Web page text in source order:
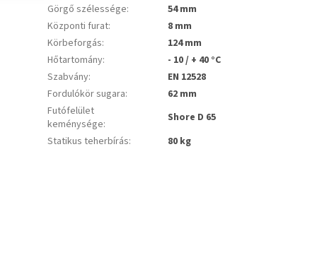
Görgő szélessége:
54 mm
Központi furat:
8 mm
Körbeforgás:
124 mm
Hőtartomány:
- 10 / + 40 °C
Szabvány:
EN 12528
Fordulókör sugara:
62 mm
Futófelület
keménysége:
Shore D 65
Statikus teherbírás: 80 kg